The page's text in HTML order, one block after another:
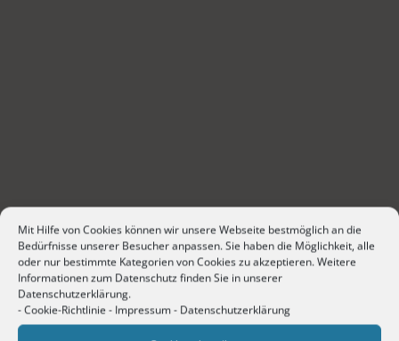
Mit Hilfe von Cookies können wir unsere Webseite bestmöglich an die
Bedürfnisse unserer Besucher anpassen. Sie haben die Möglichkeit, alle
oder nur bestimmte Kategorien von Cookies zu akzeptieren. Weitere
Informationen zum Datenschutz finden Sie in unserer
Datenschutzerklärung.
-Cookie-Richtlinie- Impressum- Datenschutzerklärung